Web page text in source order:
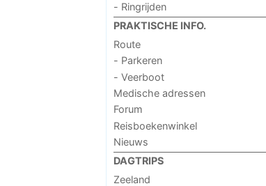
- Ringrijden
PRAKTISCHE INFO.
Route
- Parkeren
- Veerboot
Medische adressen
Forum
Reisboekenwinkel
Nieuws
DAGTRIPS
Zeeland